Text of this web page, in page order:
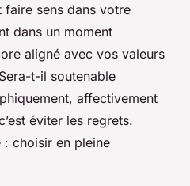
sens dans votre
dans un moment
aligné avec vos valeurs
t-il soutenable
affectivement
éviter les regrets.
: choisir en pleine